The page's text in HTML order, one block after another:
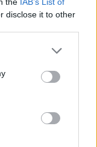
disclose it to other
per la